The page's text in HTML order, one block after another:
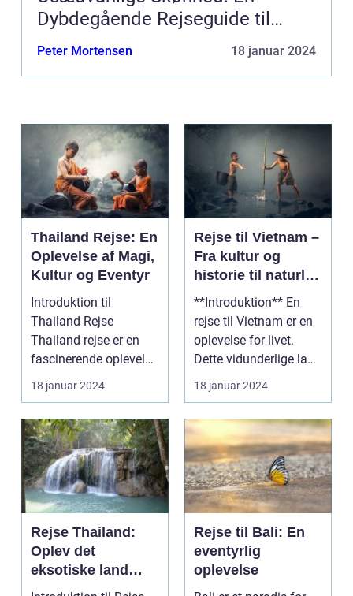
Dybdegående Rejseguide til
Filippinerne
Peter Mortensen 18 januar 2024
Thailand Rejse: En
Oplevelse af Magi,
Kultur og Eventyr
Introduktion til
Thailand Rejse
Thailand rejse er en
fascinerende oplevelse
for rejsende og
eventyr...
18 januar 2024
Rejse til Vietnam –
Fra kultur og
historie til naturlig
skønhed
**Introduktion** En
rejse til Vietnam er en
oplevelse for livet.
Dette vidunderlige land
i Sydøstasi...
18 januar 2024
Rejse Thailand:
Oplev det
eksotiske land
fyldt med rig kultur
Rejse til Bali: En
eventyrlig
oplevelse